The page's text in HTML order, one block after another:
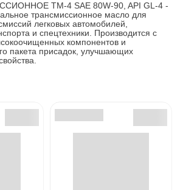
ТМ-4 SAE 80W-90, API GL-4 -
трансмиссионное масло для
легковых автомобилей,
и спецтехники. Производится с
компонентов и
пакета присадок, улучшающих